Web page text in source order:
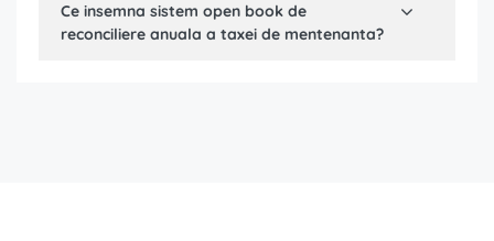
Ce insemna sistem open book de
reconciliere anuala a taxei de mentenanta?